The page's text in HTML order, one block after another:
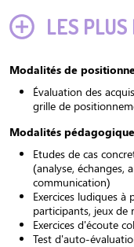
LES PLUS
Modalités de
Évaluation des
grille de
Modalités
Etudes de cas
(analyse, échanges,
communication)
Exercices ludiques
participants, jeux de
Exercices d'écoute
Test d'auto-